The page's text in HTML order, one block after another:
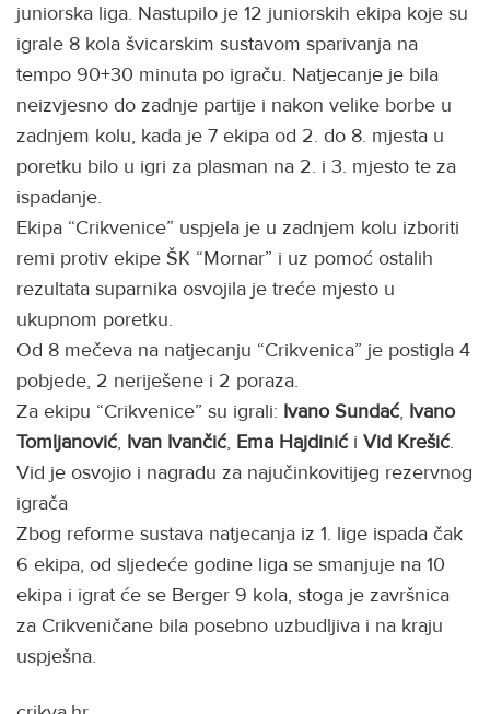
juniorska liga. Nastupilo je 12 juniorskih ekipa koje su
igrale 8 kola švicarskim sustavom sparivanja na
tempo 90+30 minuta po igraču. Natjecanje je bila
neizvjesno do zadnje partije i nakon velike borbe u
zadnjem kolu, kada je 7 ekipa od 2. do 8. mjesta u
poretku bilo u igri za plasman na 2. i 3. mjesto te za
ispadanje.
Ekipa “Crikvenice” uspjela je u zadnjem kolu izboriti
remi protiv ekipe ŠK “Mornar” i uz pomoć ostalih
rezultata suparnika osvojila je treće mjesto u
ukupnom poretku.
Od 8 mečeva na natjecanju “Crikvenica” je postigla 4
pobjede, 2 neriješene i 2 poraza.
Za ekipu “Crikvenice” su igrali: Ivano Sundać, Ivano
Tomljanović, Ivan Ivančić, Ema Hajdinići Vid Krešić.
Vid je osvojio i nagradu za najučinkovitijeg rezervnog
igrača
Zbog reforme sustava natjecanja iz 1. lige ispada čak
6 ekipa, od sljedeće godine liga se smanjuje na 10
ekipa i igrat će se Berger 9 kola, stoga je završnica
za Crikveničane bila posebno uzbudljiva i na kraju
uspješna.